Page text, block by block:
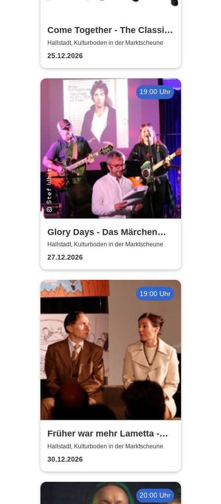
Come Together - The Classic-
Rock Tribute
Hallstadt, Kulturboden in der Marktscheune
25.12.2026
19:00 Uhr
Glory Days - Das Märchen
von Prag
Hallstadt, Kulturboden in der Marktscheune
27.12.2026
19:00 Uhr
Früher war mehr Lametta -
ein Abend mit Loriot
Hallstadt, Kulturboden in der Marktscheune
30.12.2026
20:00 Uhr